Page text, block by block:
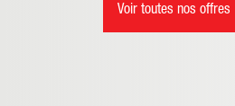
Voir toutes nos offres